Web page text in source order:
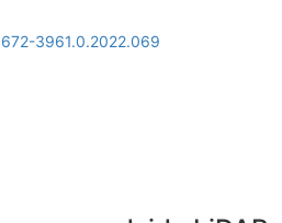
3961.0.2022.069